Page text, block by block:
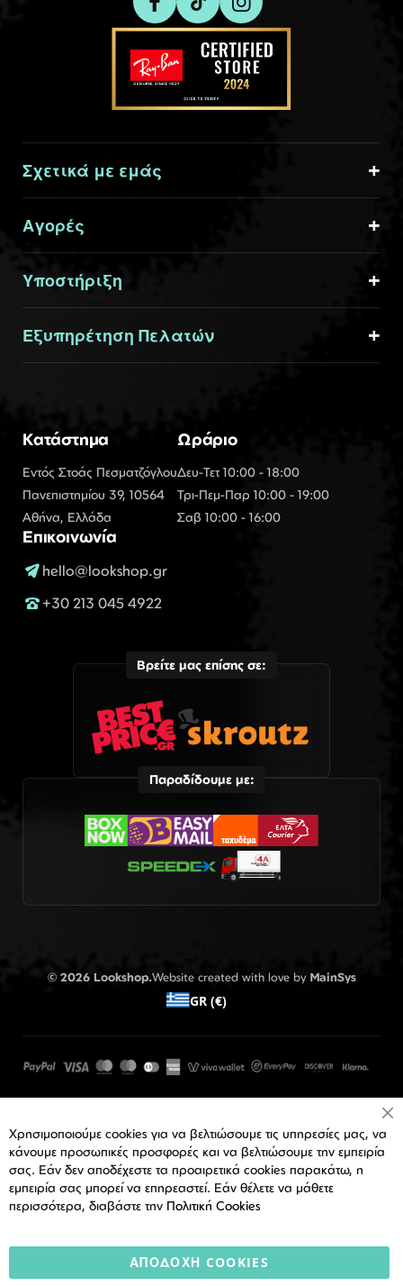
Σχετικά με εμάς
Αγορές
Υποστήριξη
Εξυπηρέτηση Πελατών
Κατάστημα
Εντός Στοάς Πεσματζόγλου
Πανεπιστημίου 39, 10564
Αθήνα, Ελλάδα
Ωράριο
Δευ-Τετ 10:00 - 18:00
Τρι-Πεμ-Παρ 10:00 - 19:00
Σαβ 10:00 - 16:00
Επικοινωνία
hello@lookshop.gr
+30 213 045 4922
Βρείτε μας επίσης σε:
Παραδίδουμε με:
© 2026 Lookshop.Website created with love by MainSys
GR (€)
Χρησιμοποιούμε cookies για να βελτιώσουμε τις υπηρεσίες μας, να
κάνουμε προσωπικές προσφορές και να βελτιώσουμε την εμπειρία
σας. Εάν δεν αποδέχεστε τα προαιρετικά cookies παρακάτω, η
εμπειρία σας μπορεί να επηρεαστεί. Εάν θέλετε να μάθετε
περισσότερα, διαβάστε την Πολιτική Cookies
ΑΠΟΔΟΧΉ COOKIES